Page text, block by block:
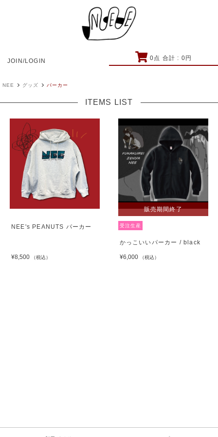
JOIN/LOGIN 0点 合計 : 0 円
NEE グッズ パーカー
ITEMS LIST
NEE's PEANUTS パーカー
¥8,500 （税込）
販売期間終了
受注生産
かっこいいパーカー / black
¥6,000 （税込）